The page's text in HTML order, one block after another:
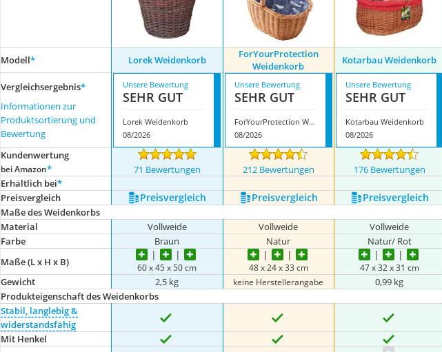
Modell* Lorek Weidenkorb
ForYourProtection
Weidenkorb
Kotarbau Weidenkorb
Vergleichsergebnis*
Informationen zur
Produktsortierung und
Bewertung
Unsere Bewertung
SEHR GUT
Lorek Weidenkorb
08/2026
Unsere Bewertung
SEHR GUT
ForYourProtection Weidenkorb
08/2026
Unsere Bewertung
SEHR GUT
Kotarbau Weidenkorb
08/2026
Kundenwertung
bei Amazon* 71 Bewertungen 212 Bewertungen 176 Bewertungen
Erhältlich bei*
Preis­vergleich
Preis­vergleich Preis­vergleich Preis­vergleich
Maße des Weidenkorbs
Material
Vollweide Vollweide Vollweide
Farbe
Braun Natur Natur/ Rot
Maße (L x H x B)
60 x 45 x 50 cm 48 x 24 x 33 cm 47 x 32 x 31 cm
Gewicht 2,5 kg keine Herstellerangabe 0,99 kg
Produkteigenschaft des Weidenkorbs
Stabil, langlebig &
widerstandsfähig
Mit Henkel